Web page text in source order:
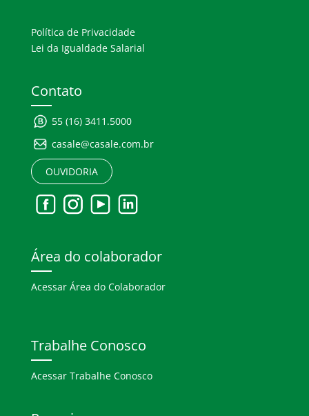
Política de Privacidade
Lei da Igualdade Salarial
Contato
55 (16) 3411.5000
casale@casale.com.br
OUVIDORIA
Área do colaborador
Acessar Área do Colaborador
Trabalhe Conosco
Acessar Trabalhe Conosco